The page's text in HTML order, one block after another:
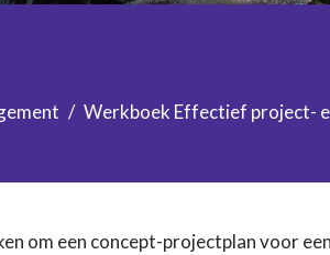
Werkboek Effectief project-
om een concept-projectplan voor